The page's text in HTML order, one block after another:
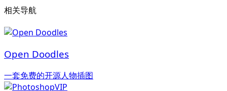
相关导航
Open Doodles
一套免费的开源人物插图